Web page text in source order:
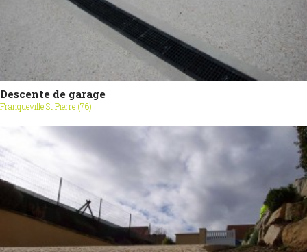
Descente de garage
Franqueville St Pierre (76)